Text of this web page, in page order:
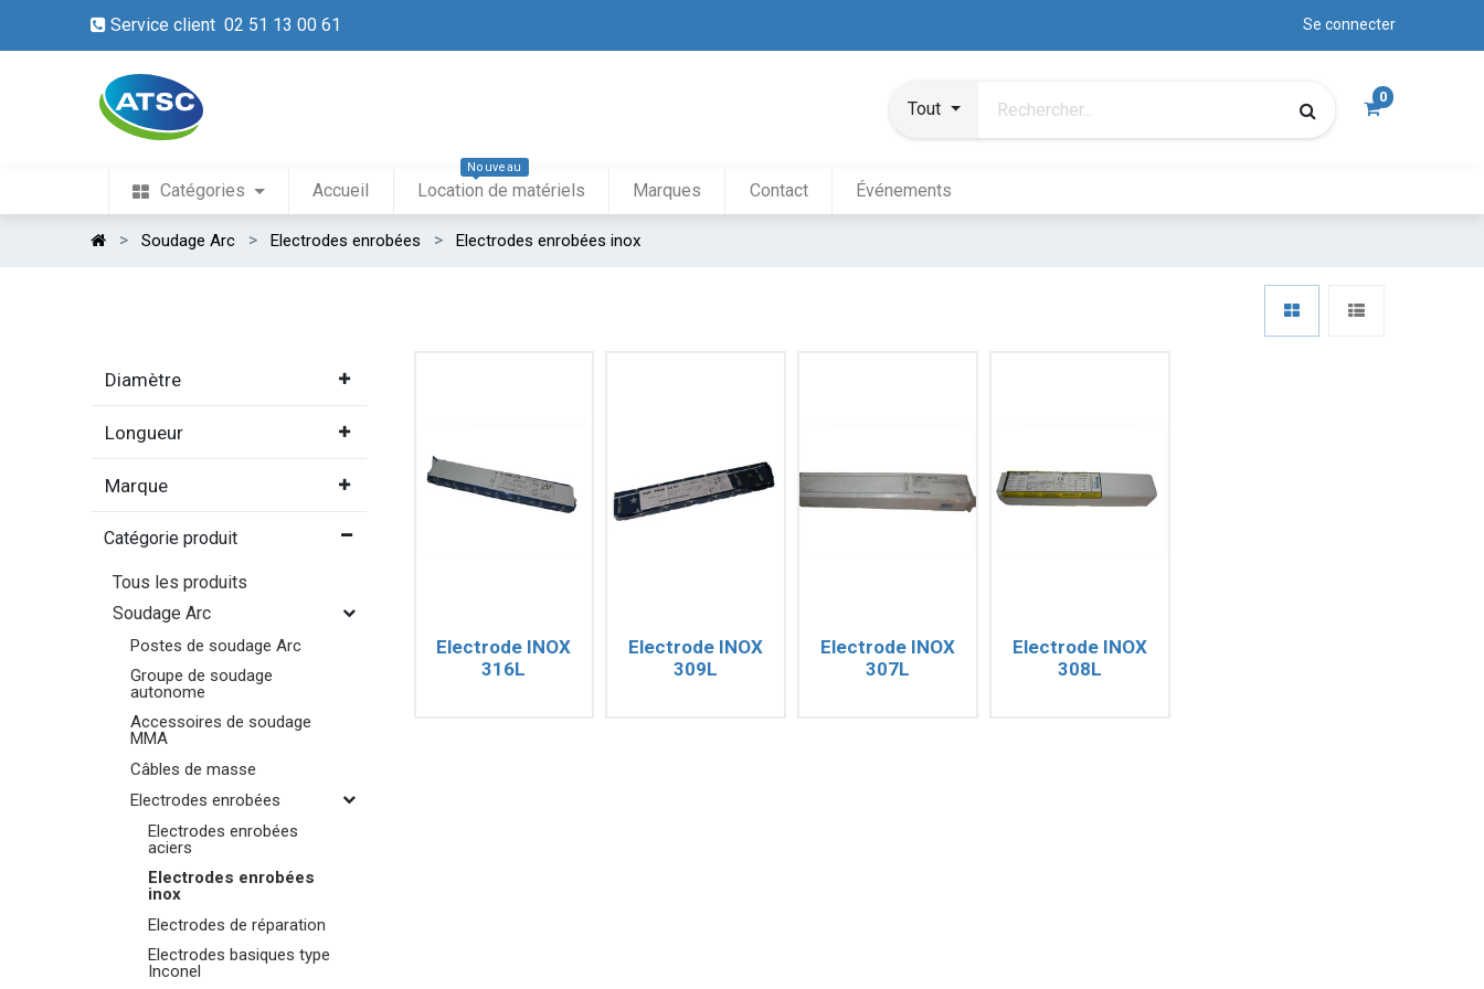
Service client 02 51 13 00 61 Se connecter
Tout
0
Catégories Accueil Location de matériels
Nouveau
Marques Contact Événements
Soudage Arc Electrodes enrobées Electrodes enrobées inox
Diamètre
Longueur
Marque
Catégorie produit
Tous les produits
Soudage Arc
Postes de soudage Arc
Groupe de soudage
autonome
Accessoires de soudage
MMA
Câbles de masse
Electrodes enrobées
Electrodes enrobées
aciers
Electrodes enrobées
inox
Electrodes de réparation
Electrodes basiques type
Inconel
Electrode INOX
316L
Electrode INOX
309L
Electrode INOX
307L
Electrode INOX
308L